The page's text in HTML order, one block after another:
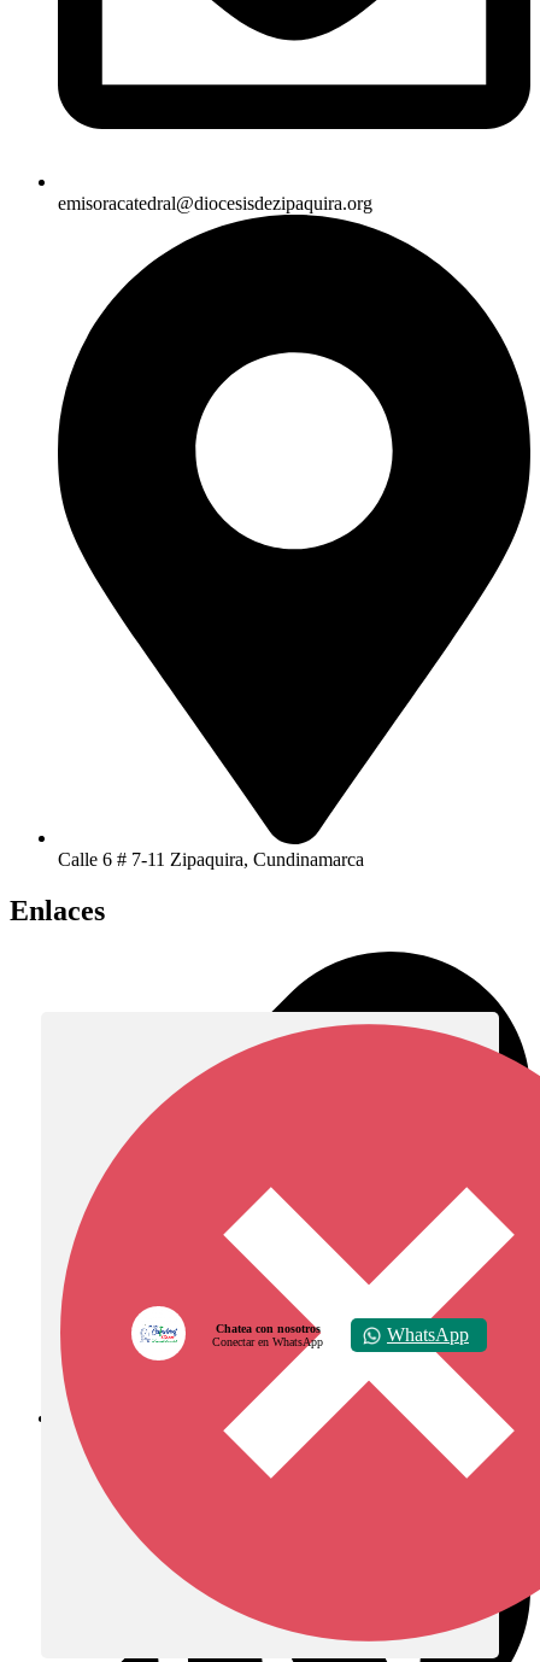
emisoracatedral@diocesisdezipaquira.org
Calle 6 # 7-11 Zipaquira, Cundinamarca
Enlaces
Diócesis de Zipaquirá
Chatea con nosotros
Conectar en WhatsApp
WhatsApp